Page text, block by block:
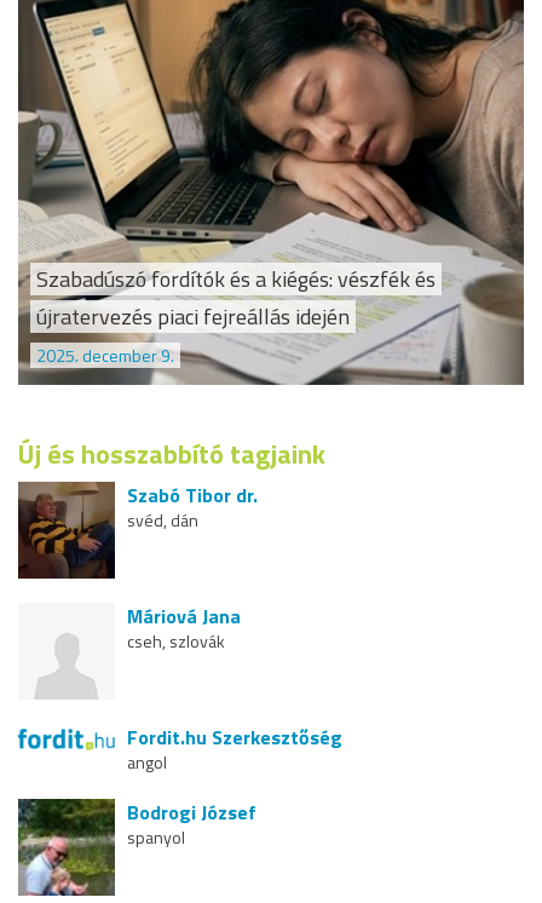
Szabadúszó fordítók és a kiégés: vészfék és
újratervezés piaci fejreállás idején
2025. december 9.
Új és hosszabbító tagjaink
Szabó Tibor dr.
svéd, dán
Máriová Jana
cseh, szlovák
Fordit.hu Szerkesztőség
angol
Bodrogi József
spanyol